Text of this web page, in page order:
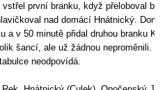
první branku, když přeloboval
nad domácí Hnátnický.
a v 50 minutě přidal druhou branku
šancí, ale už žádnou neproměnili.
neodpovídá.